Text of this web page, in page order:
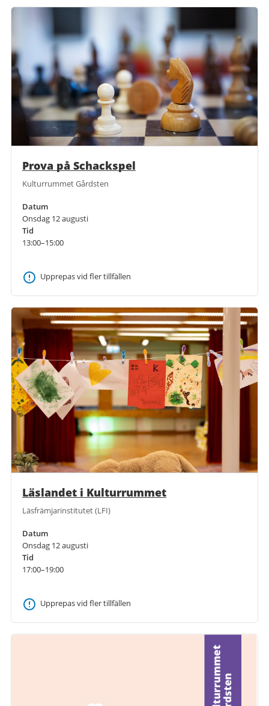
Prova på Schackspel
Kulturrummet Gårdsten
Datum
Onsdag 12 augusti
Tid
13:00–15:00
Upprepas vid fler tillfällen
Läslandet i Kulturrummet
Läsfrämjarinstitutet (LFI)
Datum
Onsdag 12 augusti
Tid
17:00–19:00
Upprepas vid fler tillfällen